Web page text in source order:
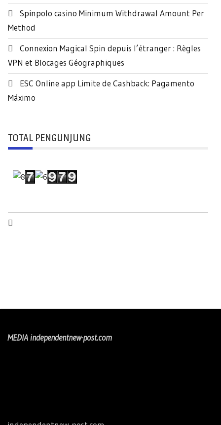
Spinpolo casino Minimum Withdrawal Amount Per
Method
Connexion Magical Spin depuis l’étranger : Règles
VPN et Blocages Géographiques
ESC Online app Limite de Cashback: Pagamento
Máximo
TOTAL PENGUNJUNG
MEDIA independentnew-post.com